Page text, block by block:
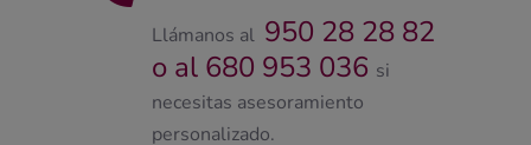
Llámanos al 950 28 28 82
o al 680 953 036 si
necesitas asesoramiento
personalizado.